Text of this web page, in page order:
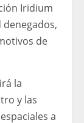
Iridium
de
la
y las
a